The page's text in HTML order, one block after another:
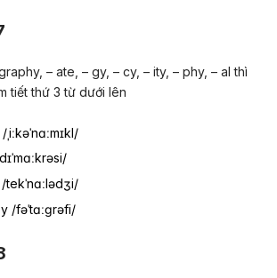
– ate, – gy, – cy, – ity, – phy, – al thì
tiết thứ 3 từ dưới lên
/fəˈtɑːɡrəfi/